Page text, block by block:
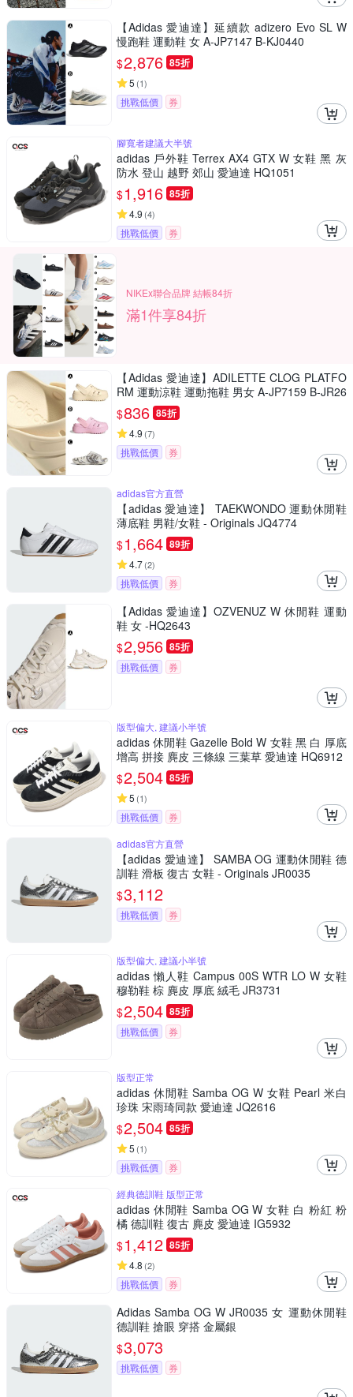
【Adidas 愛迪達】延續款 adizero Evo SL W
慢跑鞋 運動鞋 女 A-JP7147 B-KJ0440
$2,876 85折
5 (1)
挑戰低價 券
腳寬者建議大半號
adidas 戶外鞋 Terrex AX4 GTX W 女鞋 黑 灰
防水 登山 越野 郊山 愛迪達 HQ1051
$1,916 85折
4.9 (4)
挑戰低價 券
NIKEx聯合品牌 結帳84折
滿1件享84折
【Adidas 愛迪達】ADILETTE CLOG PLATFO
RM 運動涼鞋 運動拖鞋 男女 A-JP7159 B-JR26
26 精選三款
$836 85折
4.9 (7)
挑戰低價 券
adidas官方直營
【adidas 愛迪達】 TAEKWONDO 運動休閒鞋
薄底鞋 男鞋/女鞋 - Originals JQ4774
$1,664 89折
4.7(2)
挑戰低價 券
【Adidas 愛迪達】OZVENUZ W 休閒鞋 運動
鞋 女 -HQ2643
$2,956 85折
挑戰低價 券
版型偏大, 建議小半號
adidas 休閒鞋 Gazelle Bold W 女鞋 黑 白 厚底
增高 拼接 麂皮 三條線 三葉草 愛迪達 HQ6912
$2,504 85折
5 (1)
挑戰低價
券
adidas官方直營
【adidas 愛迪達】 SAMBA OG 運動休閒鞋 德
訓鞋 滑板 復古 女鞋 - Originals JR0035
$3,112
挑戰低價 券
版型偏大, 建議小半號
adidas 懶人鞋 Campus 00S WTR LO W 女鞋
穆勒鞋 棕 麂皮 厚底 絨毛 JR3731
$2,504 85折
挑戰低價 券
版型正常
adidas 休閒鞋 Samba OG W 女鞋 Pearl 米白
珍珠 宋雨琦同款 愛迪達 JQ2616
$2,504 85折
5 (1)
挑戰低價
券
經典德訓鞋 版型正常
adidas 休閒鞋 Samba OG W 女鞋 白 粉紅 粉
橘 德訓鞋 復古 麂皮 愛迪達 IG5932
$1,412 85折
4.8 (2)
挑戰低價 券
Adidas Samba OG W JR0035 女 運動休閒鞋
德訓鞋 搶眼 穿搭 金屬銀
$3,073
挑戰低價 券